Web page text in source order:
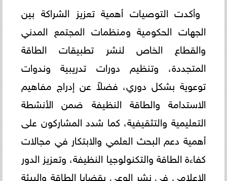
وأكدت التوصيات أهمية تعزيز الشراكة بين
الجهات الحكومية ومنظمات المجتمع المدني
والقطاع الخاص لنشر تطبيقات الطاقة
المتجددة، وتنظيم دورات تدريبية وندوات
توعوية بشكل دوري، فضلاً عن إدراج مفاهيم
الاستدامة والطاقة النظيفة ضمن الأنشطة
التعليمية والتثقيفية، كما شدد المشاركون على
أهمية دعم البحث العلمي والابتكار في مجالات
كفاءة الطاقة والتكنولوجيا النظيفة، وتعزيز الدور
الإعلامي في نشر الوعي بقضايا الطاقة والبيئة